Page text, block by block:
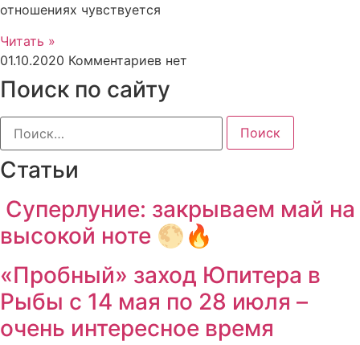
отношениях чувствуется
Читать »
01.10.2020 Комментариев нет
Поиск по сайту
Найти:
Статьи
Суперлуние: закрываем май на
высокой ноте 🌕🔥
«Пробный» заход Юпитера в
Рыбы с 14 мая по 28 июля –
очень интересное время